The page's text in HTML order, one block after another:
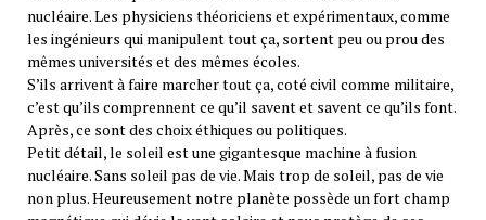
nucléaire. Les physiciens théoriciens et expérimentaux, comme
les ingénieurs qui manipulent tout ça, sortent peu ou prou des
mêmes universités et des mêmes écoles.
S’ils arrivent à faire marcher tout ça, coté civil comme militaire,
c’est qu’ils comprennent ce qu’il savent et savent ce qu’ils font.
Après, ce sont des choix éthiques ou politiques.
Petit détail, le soleil est une gigantesque machine à fusion
nucléaire. Sans soleil pas de vie. Mais trop de soleil, pas de vie
non plus. Heureusement notre planète possède un fort champ